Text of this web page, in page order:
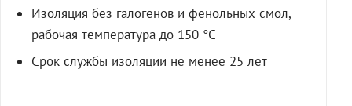
Изоляция без галогенов и фенольных смол,
рабочая температура до 150 °C
Срок службы изоляции не менее 25 лет